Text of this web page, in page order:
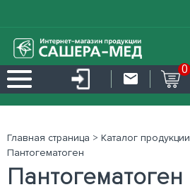
0
Главная страница > Каталог продукции
Пантогематоген
Пантогематоген